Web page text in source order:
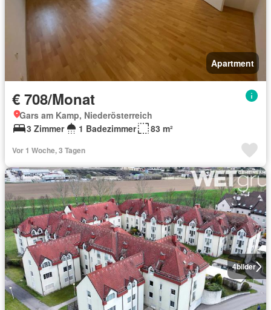
Apartment
€ 708/Monat
Gars am Kamp, Niederösterreich
3 Zimmer
1 Badezimmer 83 m²
Vor 1 Woche, 3 Tagen
4bilder